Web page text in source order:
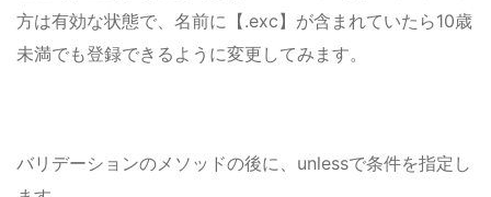
方は有効な状態で、名前に【.exc】が含まれていたら10歳
未満でも登録できるように変更してみます。
バリデーションのメソッドの後に、unlessで条件を指定し